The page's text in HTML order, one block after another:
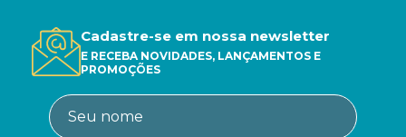
Cadastre-se em nossa newsletter
E RECEBA NOVIDADES, LANÇAMENTOS E
PROMOÇÕES